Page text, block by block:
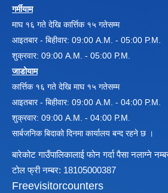
न्यायिक समिति निर्णयहरु
सुशासन तथा अन्तर सम्वन्ध समिति निर्णयहरु
आर्थिक विकास समिति निर्णय
पूर्वाधार विकास समिति निर्णय
सामाजिक विकास समिति निर्णयहरु
गर्मीयाम
माघ १६ गते देखि कार्त्तिक १५ गतेसम्म
आइतबार - बिहीवार: 09:00 A.M. - 05:00 P.M.
शुक्रवार: 09:00 A.M. - 05:00 P.M.
जाडोयाम
कार्त्तिक १६ गते देखि माघ १५ गतेसम्म
आइतबार - बिहीवार: 09:00 A.M. - 04:00 P.M.
शुक्रवार: 09:00 A.M. - 04:00 P.M.
सार्बजनिक बिदाको दिनमा कार्यालय बन्द रहने छ ।
बारेकोट गाउँपालिकालाई फोन गर्दा पैसा नलाग्ने
टोल फ्री नम्बर: 18105000387
Freevisitorcounters